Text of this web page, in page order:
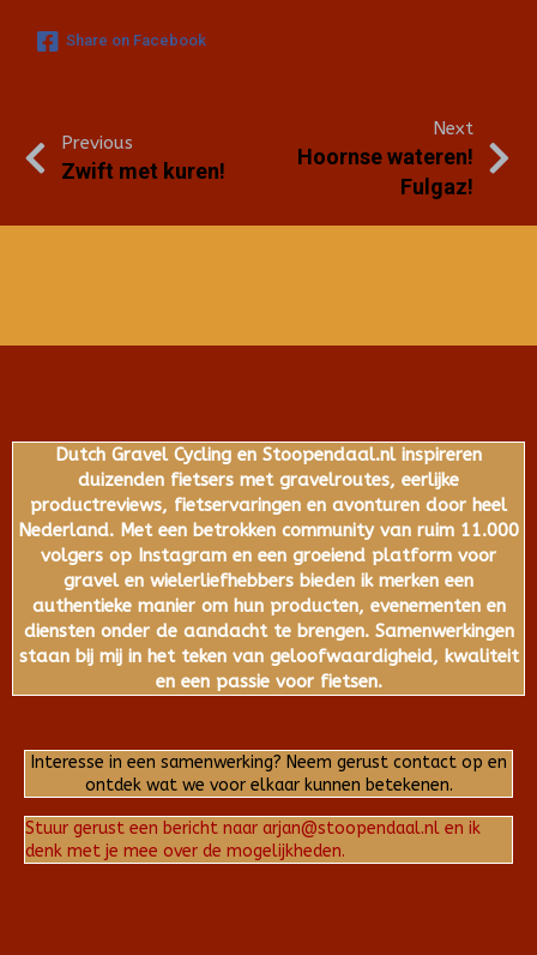
Share on Facebook
Previous
Zwift met kuren!
Next
Hoornse wateren!
Fulgaz!
Dutch Gravel Cycling en Stoopendaal.nl inspireren
duizenden fietsers met gravelroutes, eerlijke
productreviews, fietservaringen en avonturen door heel
Nederland. Met een betrokken community van ruim 11.000
volgers op Instagram en een groeiend platform voor
gravel en wielerliefhebbers bieden ik merken een
authentieke manier om hun producten, evenementen en
diensten onder de aandacht te brengen. Samenwerkingen
staan bij mij in het teken van geloofwaardigheid, kwaliteit
en een passie voor fietsen.
Interesse in een samenwerking? Neem gerust contact op en
ontdek wat we voor elkaar kunnen betekenen.
Stuur gerust een bericht naar arjan@stoopendaal.nl en ik
denk met je mee over de mogelijkheden.